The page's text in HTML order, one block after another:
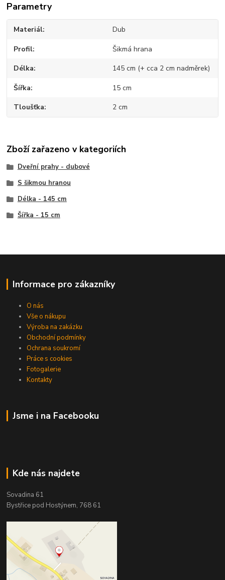
Parametry
Materiál Dub
Profil Šikmá hrana
Délka 145 cm (+ cca 2 cm nadměrek)
Šířka 15 cm
Tloušťka 2 cm
Zboží zařazeno v kategoriích
Dveřní prahy - dubové
S šikmou hranou
Délka - 145 cm
Šířka - 15 cm
Informace pro zákazníky
O nás
Vše o nákupu
Výroba na zakázku
Obchodní podmínky
Ochrana soukromí
Práce s cookies
Fotogalerie
Kontakty
Jsme i na Facebooku
Kde nás najdete
Sovadina 61
Bystřice pod Hostýnem, 768 61